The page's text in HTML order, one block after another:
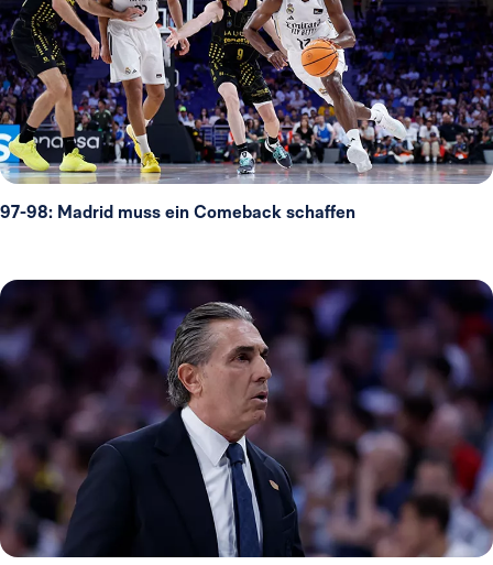
97-98: Madrid muss ein Comeback schaffen